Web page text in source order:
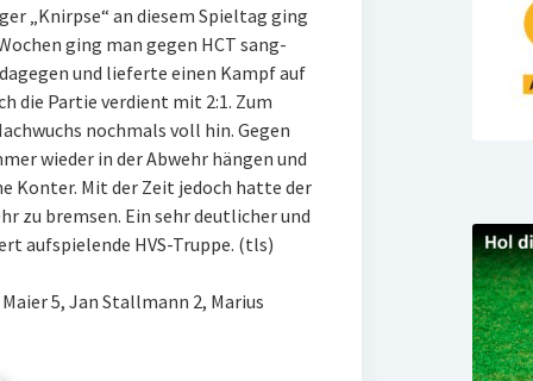
„Knirpse“ an diesem Spieltag ging
ging man gegen HCT sang-
und lieferte einen Kampf auf
die Partie verdient mit 2:1. Zum
nochmals voll hin. Gegen
wieder in der Abwehr hängen und
Konter. Mit der Zeit jedoch hatte der
zu bremsen. Ein sehr deutlicher und
aufspielende HVS-Truppe. (tls)
5, Jan Stallmann 2, Marius